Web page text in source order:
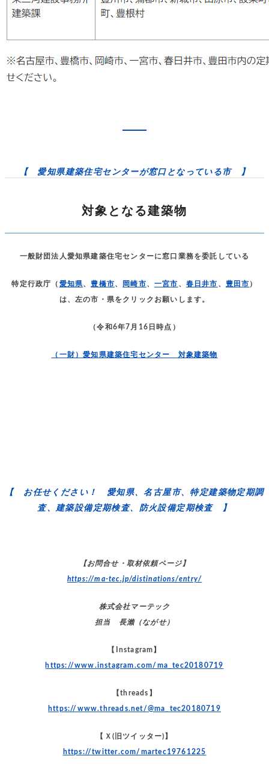
【 愛知県建築住宅センターが窓口となっている市 】
対象となる建築物
一般財団法人愛知県建築住宅センターに窓口業務を委託している
特定行政庁（ 愛知県、 豊橋市、 岡崎市、 一宮市 、 春日井市 、 豊田市 ）
は、左の市・県をクリックお願いします。
（令和6年7月16日時点）
（一財）愛知県建築住宅センター 対象建築物
【 お任せください！ 愛知県、名古屋市、特定建築物定期調
査、建築設備定期検査、防火設備定期検査 】
【お問合せ・取材依頼ページ】
https://ma-tec.jp/distinations/entry/
株式会社マーテック
担当 長瀨（ながせ）
【Instagram】
https://www.instagram.com/ma_tec20180719
【threads】
https://www.threads.net/@ma_tec20180719
【Ｘ(旧ツイッター)】
https://twitter.com/martec19761225